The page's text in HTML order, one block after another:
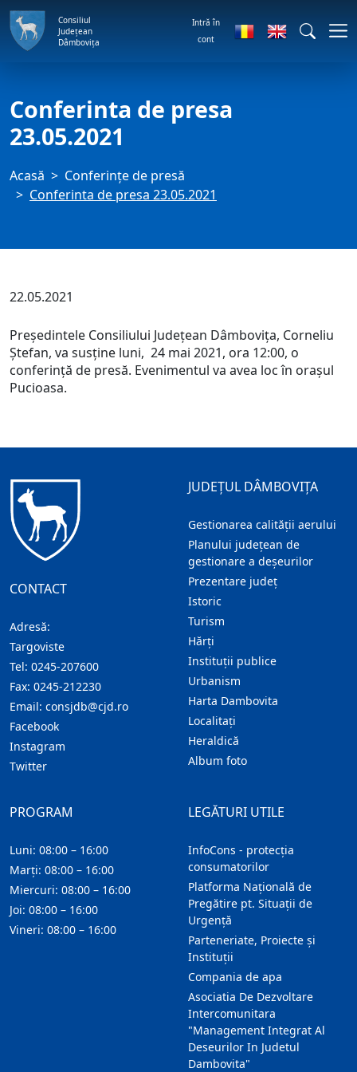
Consiliul
Județean
Dâmbovița
Intră în
cont
Conferinta de presa
23.05.2021
Acasă
Conferințe de presă
Conferinta de presa 23.05.2021
22.05.2021
Președintele Consiliului Județean Dâmbovița, Corneliu
Ștefan, va susține luni, 24 mai 2021, ora 12:00, o
conferință de presă. Evenimentul va avea loc în orașul
Pucioasa.
CONTACT
Adresă:
Targoviste
Tel: 0245-207600
Fax: 0245-212230
Email: consjdb@cjd.ro
Facebook
Instagram
Twitter
JUDEȚUL DÂMBOVIȚA
Gestionarea calității aerului
Planului județean de
gestionare a deșeurilor
Prezentare judeţ
Istoric
Turism
Hărţi
Instituţii publice
Urbanism
Harta Dambovita
Localitaţi
Heraldică
Album foto
LEGĂTURI UTILE
InfoCons - protecția
consumatorilor
Platforma Națională de
Pregătire pt. Situații de
Urgență
Parteneriate, Proiecte și
Instituții
Compania de apa
Asociatia De Dezvoltare
Intercomunitara
"Management Integrat Al
Deseurilor In Judetul
Dambovita"
PROGRAM
Luni: 08:00 – 16:00
Marți: 08:00 – 16:00
Miercuri: 08:00 – 16:00
Joi: 08:00 – 16:00
Vineri: 08:00 – 16:00